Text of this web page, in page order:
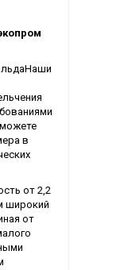
льдаНаши
в
от 2,2
широкий
от